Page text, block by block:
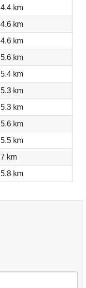
4.4 km
4.6 km
4.6 km
5.6 km
5.4 km
5.3 km
5.3 km
5.6 km
5.5 km
7 km
5.8 km